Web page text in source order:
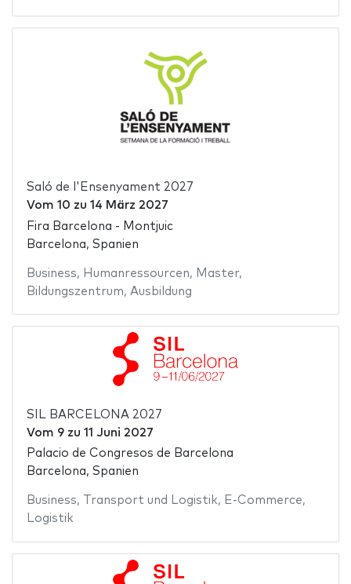
Saló de l'Ensenyament 2027
Vom 10 zu 14 März 2027
Fira Barcelona - Montjuic
Barcelona, Spanien
Business, Humanressourcen, Master,
Bildungszentrum, Ausbildung
SIL BARCELONA 2027
Vom 9zu 11 Juni 2027
Palacio de Congresos de Barcelona
Barcelona, Spanien
Business, Transport und Logistik, E-Commerce,
Logistik